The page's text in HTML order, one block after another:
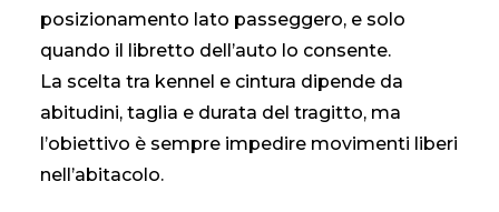
posizionamento lato passeggero, e solo
quando il libretto dell’auto lo consente.
La scelta tra kennel e cintura dipende da
abitudini, taglia e durata del tragitto, ma
l’obiettivo è sempre impedire movimenti liberi
nell’abitacolo.